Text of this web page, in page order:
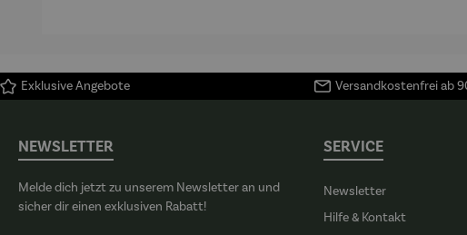
Exklusive Angebote Versandkostenfrei ab
NEWSLETTER
Melde dich jetzt zu unserem Newsletter an und
sicher dir einen exklusiven Rabatt!
SERVICE
Newsletter
Hilfe & Kontakt